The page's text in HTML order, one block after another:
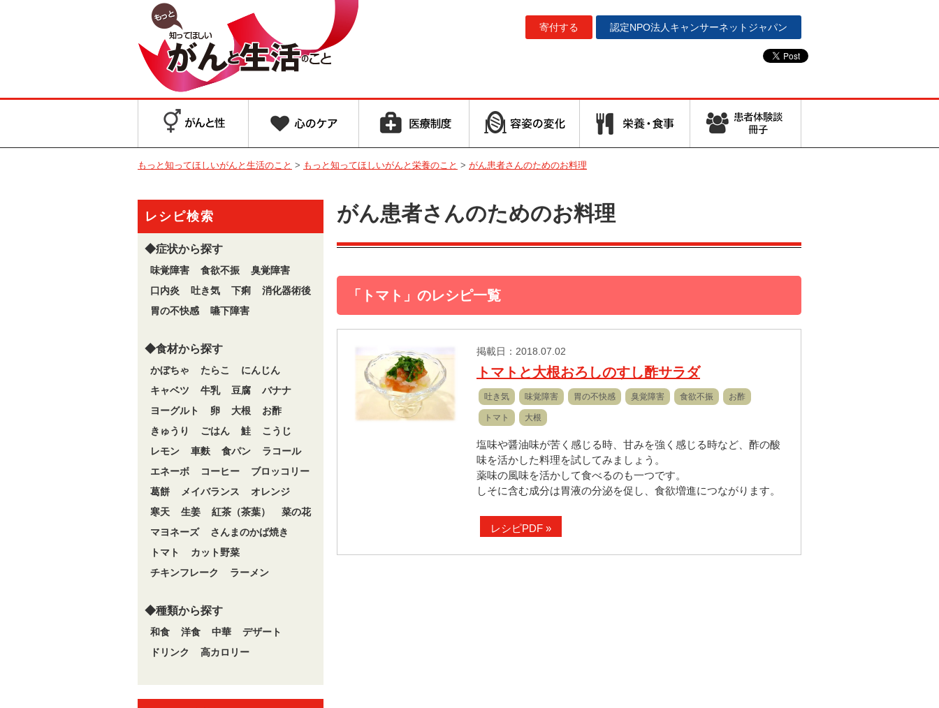
認定NPO法人 キャンサーネットジャパン
寄付する
もっと知ってほしいがんと生活のこと > もっと知ってほしいがんと栄養のこと > がん患者さんのためのお料理
がん患者さんのためのお料理
「トマト」のレシピ一覧
掲載日：2018.07.02
トマトと大根おろしのすし酢サラダ
吐き気 味覚障害 胃の不快感 臭覚障害 食欲不振 お酢
トマト 大根
塩味や醤油味が苦く感じる時、甘みを強く感じる時など、酢の酸
味を活かした料理を試してみましょう。
薬味の風味を活かして食べるのも一つです。
しそに含む成分は胃液の分泌を促し、食欲増進につながります。
レシピPDF »
レシピ検索
◆症状から探す
味覚障害 食欲不振
臭覚障害
口内炎
吐き気 下痢
消化器術後
胃の不快感
嚥下障害
◆食材から探す
かぼちゃ たらこ
にんじん
キャベツ
牛乳 豆腐
バナナ
ヨーグルト
卵 大根
お酢
きゅうり
ごはん 鮭
こうじ
レモン
車麩 食パン
ラコール
エネーボ
コーヒー
ブロッコリー
葛餅
メイバランス
オレンジ
寒天
生姜 紅茶（茶葉）
菜の花
マヨネーズ
さんまのかば焼き
トマト
カット野菜
チキンフレーク
ラーメン
◆種類から探す
和食 洋食 中華
デザート
ドリンク
高カロリー